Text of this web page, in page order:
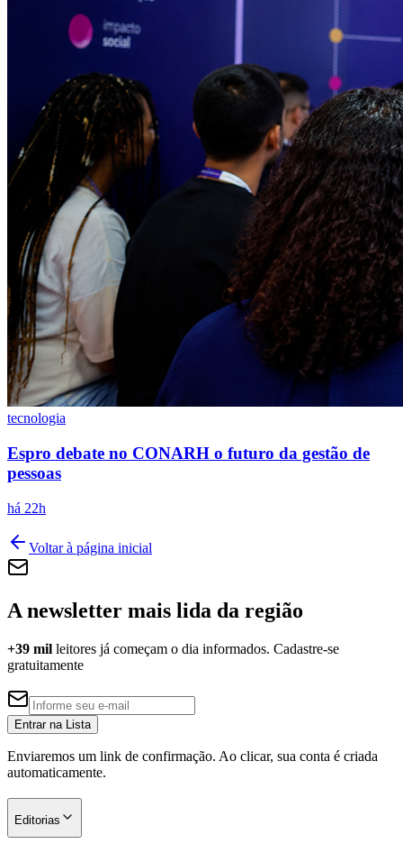
Botafogo
Grêmio
tecnologia
Espro debate no CONARH o futuro da gestão de
pessoas
há 22h
Voltar à página inicial
A newsletter mais lida da região
+39 mil leitores já começam o dia informados. Cadastre-se
gratuitamente
Entrar na Lista
Enviaremos um link de confirmação. Ao clicar, sua conta é criada
automaticamente.
Editorias